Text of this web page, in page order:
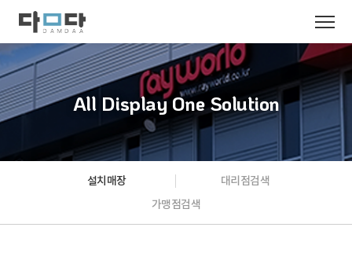
All Display One Solution
설치매장
대리점검색
가맹점검색